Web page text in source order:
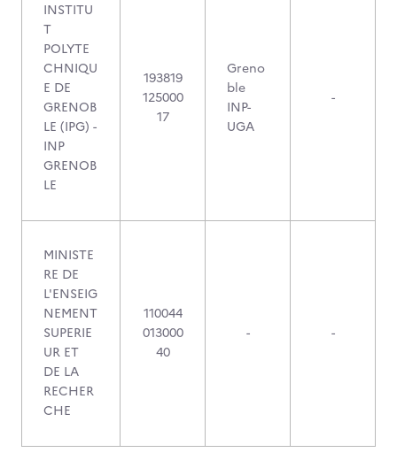
INSTITU
T
POLYTE
CHNIQU
E DE
GRENOB
LE (IPG) -
INP
GRENOB
LE
193819
125000
17
Greno
ble
INP-
UGA
-
MINISTE
RE DE
L'ENSEIG
NEMENT
SUPERIE
UR ET
DE LA
RECHER
CHE
110044
013000
40
- -